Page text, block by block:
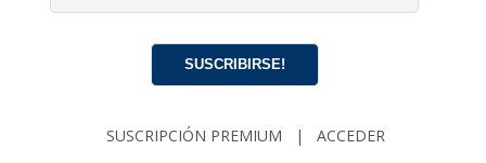
SUSCRIBIRSE!
SUSCRIPCIÓN PREMIUM | ACCEDER